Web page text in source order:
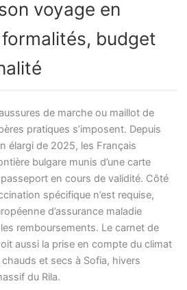
voyage en
budget
de marche ou maillot de
pratiques s’imposent. Depuis
élargi de 2025, les Français
bulgare munis d’une carte
passeport en cours de validité. Côté
spécifique n’est requise,
d’assurance maladie
remboursements. Le carnet de
aussi la prise en compte du climat
et secs à Sofia, hivers
du Rila.